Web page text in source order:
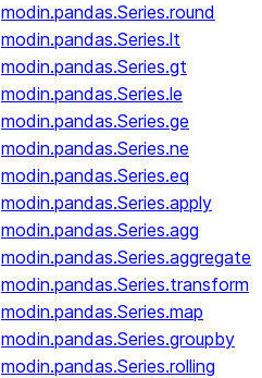
modin.pandas.Series.round
modin.pandas.Series.lt
modin.pandas.Series.gt
modin.pandas.Series.le
modin.pandas.Series.ge
modin.pandas.Series.ne
modin.pandas.Series.eq
modin.pandas.Series.apply
modin.pandas.Series.agg
modin.pandas.Series.aggregate
modin.pandas.Series.transform
modin.pandas.Series.map
modin.pandas.Series.groupby
modin.pandas.Series.rolling